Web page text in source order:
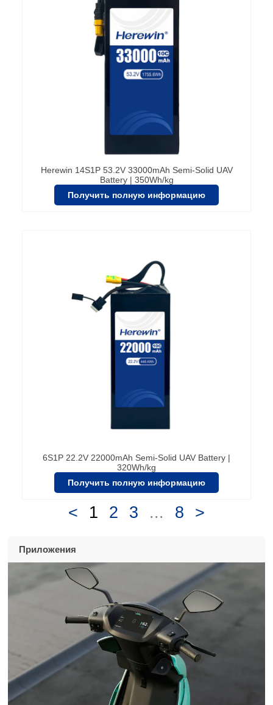
Herewin 14S1P 53.2V 33000mAh Semi-Solid UAV
Battery | 350Wh/kg
Получить полную информацию
6S1P 22.2V 22000mAh Semi-Solid UAV Battery |
320Wh/kg
Получить полную информацию
< 1 2 3 ... 8 >
Приложения